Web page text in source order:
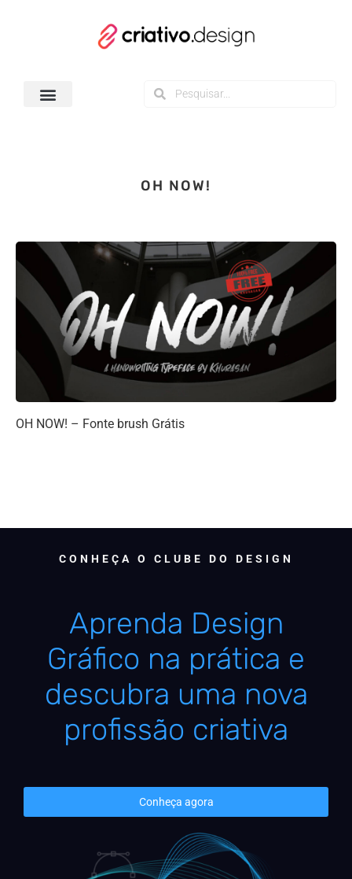
OH NOW!
OH NOW! – Fonte brush Grátis
CONHEÇA O CLUBE DO DESIGN
Aprenda Design
Gráfico na prática e
descubra uma nova
profissão criativa
Conheça agora